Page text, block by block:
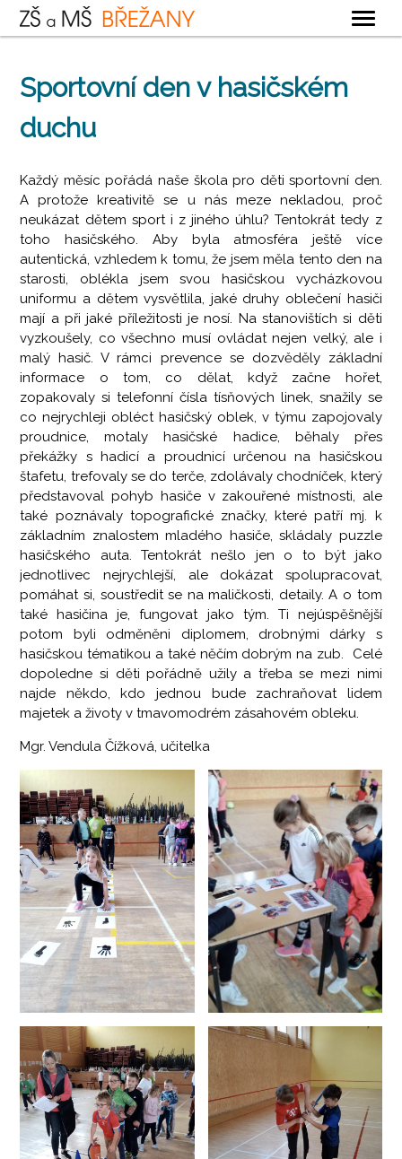
ZÁKLADNÍ ŠKOLA
ŠKOLNÍ JÍDELNA
KONTAKTY
Sportovní den v hasičském
duchu
Každý měsíc pořádá naše škola pro děti sportovní den.
A protože kreativitě se u nás meze nekladou, proč
neukázat dětem sport i z jiného úhlu? Tentokrát tedy z
toho hasičského. Aby byla atmosféra ještě více
autentická, vzhledem k tomu, že jsem měla tento den na
starosti, oblékla jsem svou hasičskou vycházkovou
uniformu a dětem vysvětlila, jaké druhy oblečení hasiči
mají a při jaké příležitosti je nosí. Na stanovištích si děti
vyzkoušely, co všechno musí ovládat nejen velký, ale i
malý hasič. V rámci prevence se dozvěděly základní
informace o tom, co dělat, když začne hořet,
zopakovaly si telefonní čísla tísňových linek, snažily se
co nejrychleji obléct hasičský oblek, v týmu zapojovaly
proudnice, motaly hasičské hadice, běhaly přes
překážky s hadicí a proudnicí určenou na hasičskou
štafetu, trefovaly se do terče, zdolávaly chodníček, který
představoval pohyb hasiče v zakouřené místnosti, ale
také poznávaly topografické značky, které patří mj. k
základním znalostem mladého hasiče, skládaly puzzle
hasičského auta. Tentokrát nešlo jen o to být jako
jednotlivec nejrychlejší, ale dokázat spolupracovat,
pomáhat si, soustředit se na maličkosti, detaily. A o tom
také hasičina je, fungovat jako tým. Ti nejúspěšnější
potom byli odměněni diplomem, drobnými dárky s
hasičskou tématikou a také něčím dobrým na zub. Celé
dopoledne si děti pořádně užily a třeba se mezi nimi
najde někdo, kdo jednou bude zachraňovat lidem
majetek a životy v tmavomodrém zásahovém obleku.
Mgr. Vendula Čížková, učitelka